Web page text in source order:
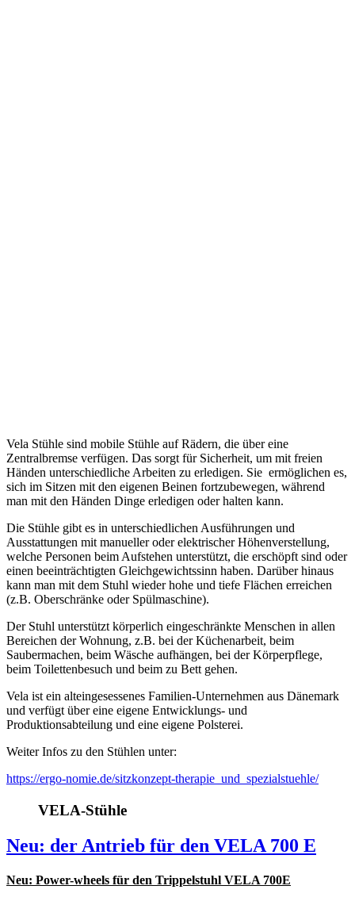
Vela Stühle sind mobile Stühle auf Rädern, die über eine
Zentralbremse verfügen. Das sorgt für Sicherheit, um mit freien
Händen unterschiedliche Arbeiten zu erledigen. Sie ermöglichen es,
sich im Sitzen mit den eigenen Beinen fortzubewegen, während
man mit den Händen Dinge erledigen oder halten kann.
Die Stühle gibt es in unterschiedlichen Ausführungen und
Ausstattungen mit manueller oder elektrischer Höhenverstellung,
welche Personen beim Aufstehen unterstützt, die erschöpft sind oder
einen beeinträchtigten Gleichgewichtssinn haben. Darüber hinaus
kann man mit dem Stuhl wieder hohe und tiefe Flächen erreichen
(z.B. Oberschränke oder Spülmaschine).
Der Stuhl unterstützt körperlich eingeschränkte Menschen in allen
Bereichen der Wohnung, z.B. bei der Küchenarbeit, beim
Saubermachen, beim Wäsche aufhängen, bei der Körperpflege,
beim Toilettenbesuch und beim zu Bett gehen.
Vela ist ein alteingesessenes Familien-Unternehmen aus Dänemark
und verfügt über eine eigene Entwicklungs- und
Produktionsabteilung und eine eigene Polsterei.
Weiter Infos zu den Stühlen unter:
https://ergo-nomie.de/sitzkonzept-therapie_und_spezialstuehle/
VELA-Stühle
Neu: der Antrieb für den VELA 700 E
Neu: Power-wheels für den Trippelstuhl VELA 700E